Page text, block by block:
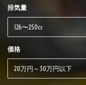
排気量
価格